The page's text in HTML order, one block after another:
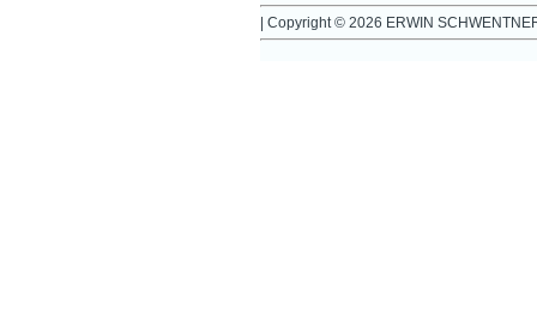
| Copyright © 2026 ERWIN